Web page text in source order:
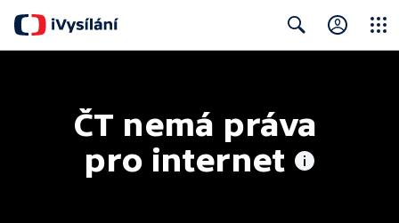
ČT nemá práva
pro internet